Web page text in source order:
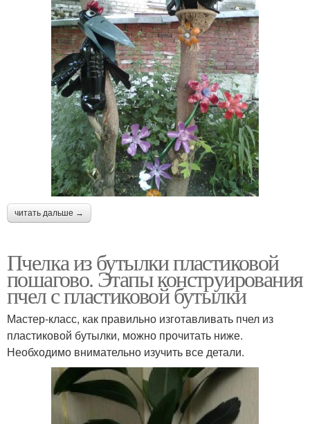
читать дальше →
Пчелка из бутылки пластиковой
пошагово. Этапы конструирования
пчел с пластиковой бутылки
Мастер-класс, как правильно изготавливать пчел из
пластиковой бутылки, можно прочитать ниже.
Необходимо внимательно изучить все детали.